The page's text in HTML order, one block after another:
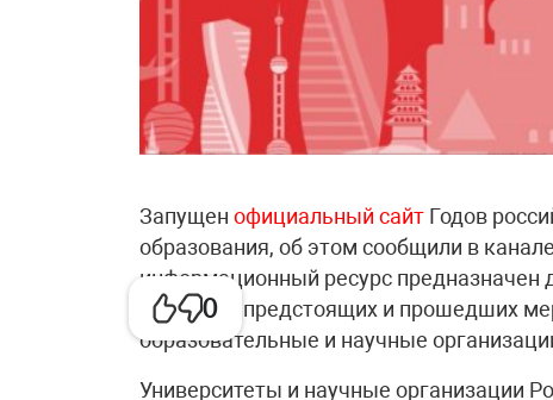
0
Запущен официальный сайт Годов
образования, об этом сообщили в
информационный ресурс предназначен
проектов, предстоящих и прошедших
образовательные и научные
Университеты и научные организации